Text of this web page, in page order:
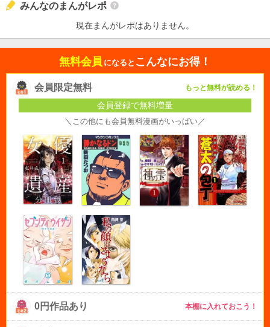
みんなのまんがレポ
現在まんがレポはありません。
無料会員 になると こんなにお得！
会員限定無料 もっと無料が読める！
会員登録で無料増量
＼この他にも会員無料漫画がいっぱい／
0円作品あり 本棚に入れておこう！